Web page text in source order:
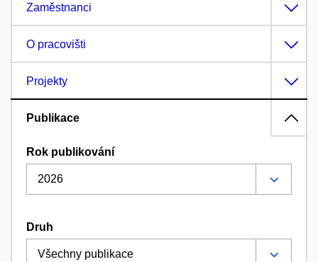
Zaměstnanci
O pracovišti
Projekty
Publikace
Rok publikování
Druh